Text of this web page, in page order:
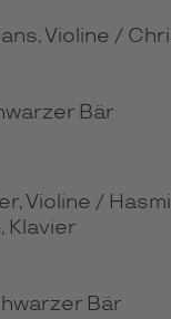
Violine /
Bär
Violine /
Klavier
Bär